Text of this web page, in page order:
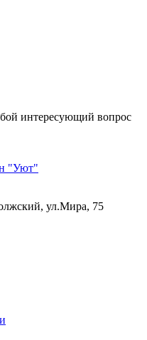
интересующий вопрос
"Уют"
ул.Мира, 75